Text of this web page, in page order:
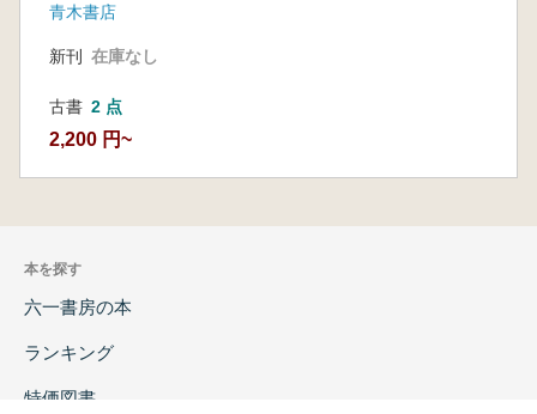
青木書店
新刊 在庫なし
古書 2 点
2,200 円~
本を探す
六一書房の本
ランキング
特価図書